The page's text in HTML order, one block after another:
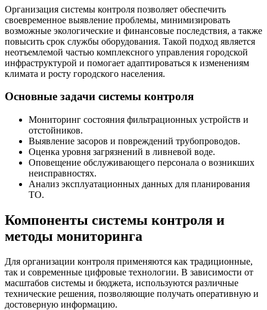
Организация системы контроля позволяет обеспечить
своевременное выявление проблемы, минимизировать
возможные экологические и финансовые последствия, а также
повысить срок службы оборудования. Такой подход является
неотъемлемой частью комплексного управления городской
инфраструктурой и помогает адаптироваться к изменениям
климата и росту городского населения.
Основные задачи системы контроля
Мониторинг состояния фильтрационных устройств и
отстойников.
Выявление засоров и повреждений трубопроводов.
Оценка уровня загрязнений в ливневой воде.
Оповещение обслуживающего персонала о возникших
неисправностях.
Анализ эксплуатационных данных для планирования
ТО.
Компоненты системы контроля и
методы мониторинга
Для организации контроля применяются как традиционные,
так и современные цифровые технологии. В зависимости от
масштабов системы и бюджета, используются различные
технические решения, позволяющие получать оперативную и
достоверную информацию.